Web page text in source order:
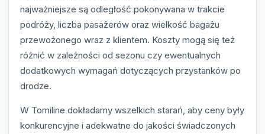
najważniejsze są odległość pokonywana w trakcie
podróży, liczba pasażerów oraz wielkość bagażu
przewożonego wraz z klientem. Koszty mogą się też
różnić w zależności od sezonu czy ewentualnych
dodatkowych wymagań dotyczących przystanków po
drodze.
W Tomiline dokładamy wszelkich starań, aby ceny były
konkurencyjne i adekwatne do jakości świadczonych